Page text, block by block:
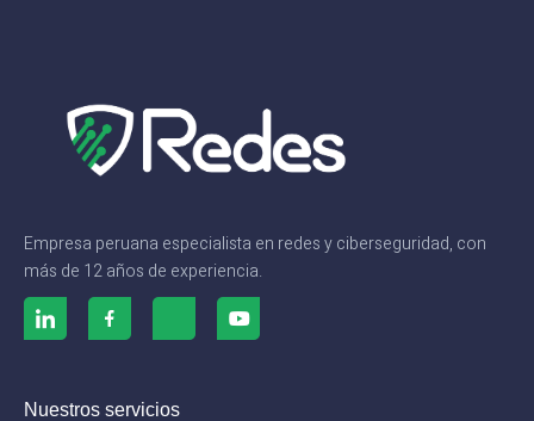
Empresa peruana especialista en redes y ciberseguridad, con
más de 12 años de experiencia.
Nuestros servicios